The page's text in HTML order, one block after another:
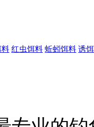
料 红虫饵料 蚯蚓饵料 诱